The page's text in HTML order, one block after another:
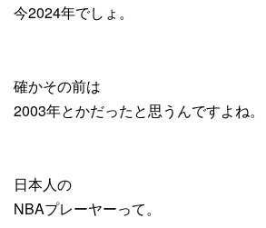
今2024年でしょ。
確かその前は
2003年とかだったと思うんですよね。
日本人の
NBAプレーヤーって。